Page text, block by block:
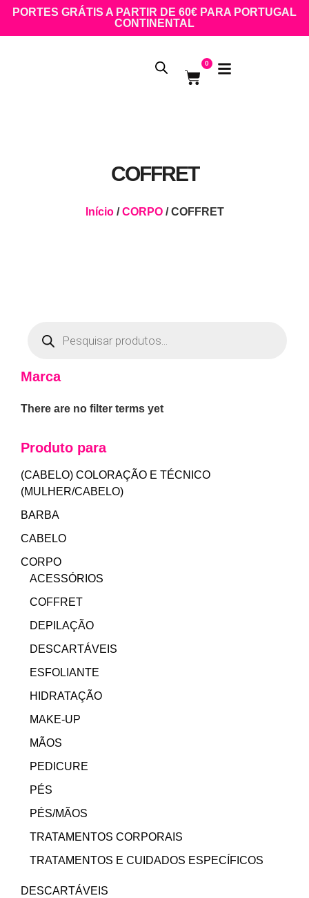
PORTES GRÁTIS A PARTIR DE 60€ PARA PORTUGAL
CONTINENTAL
0
COFFRET
Início/CORPO/ COFFRET
Marca
There are no filter terms yet
Produto para
(CABELO) COLORAÇÃO E TÉCNICO
(MULHER/CABELO)
BARBA
CABELO
CORPO
ACESSÓRIOS
COFFRET
DEPILAÇÃO
DESCARTÁVEIS
ESFOLIANTE
HIDRATAÇÃO
MAKE-UP
MÃOS
PEDICURE
PÉS
PÉS/MÃOS
TRATAMENTOS CORPORAIS
TRATAMENTOS E CUIDADOS ESPECÍFICOS
DESCARTÁVEIS